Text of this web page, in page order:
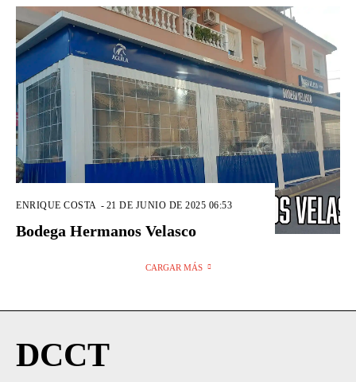
ENRIQUE COSTA - 21 DE JUNIO DE 2025 06:53
Bodega Hermanos Velasco
CARGAR MÁS
DCCT